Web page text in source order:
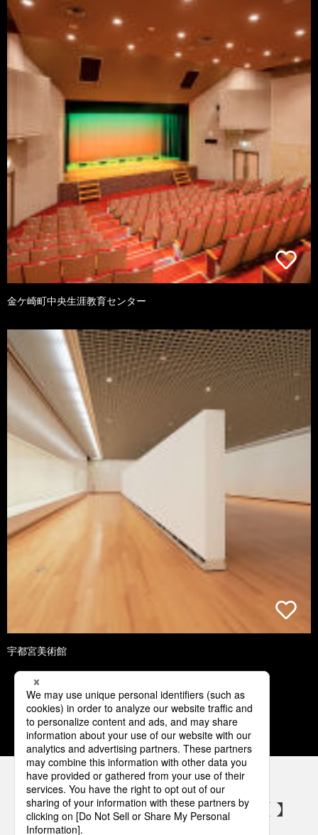
金ケ崎町中央生涯教育センター
宇都宮美術館
1 2 3 4 5
パナソニックの電気設備 SNSアカウント